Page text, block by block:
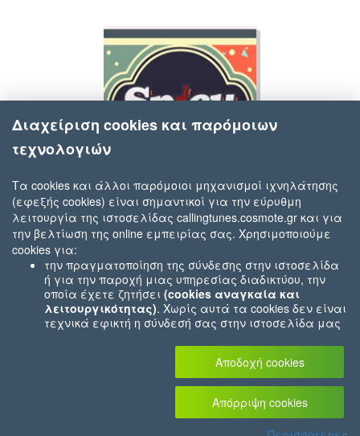
Δέσποινα Βανδή
Γυρίσματα (Dj Terry Petras & Nick Kyriakoulakos Official Remix)
Διαχείριση cookies και παρόμοιων
τεχνολογιών
Τα cookies και άλλοι παρόμοιοι μηχανισμοί ιχνηλάτησης
(εφεξής cookies) είναι σημαντικοί για την εύρυθμη
λειτουργία της ιστοσελίδας callingtunes.cosmote.gr και για
την βελτίωση της online εμπειρίας σας. Χρησιμοποιούμε
cookies για:
την πραγματοποίηση της σύνδεσης στην ιστοσελίδα
ή για την παροχή μιας υπηρεσίας διαδικτύου, την
οποία έχετε ζητήσει (cookies αναγκαία και
λειτουργικότητας). Χωρίς αυτά τα cookies δεν είναι
τεχνικά εφικτή η σύνδεσή σας στην ιστοσελίδα μας
που εσείς μας ζητήσατε (π.χ.cookies που αφορούν
την καταχώρηση των αγορών σας στο ηλεκτρονικό
Για τον λόγο αυτό αυτά τα
cookies είναι πάντα ενεργοποιημένα.
Αποδοχή cookies
Απόρριψη cookies